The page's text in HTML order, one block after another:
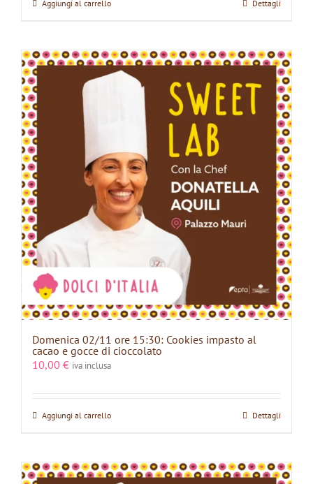
Aggiungi al carrello Dettagli
Domenica 02/11 ore 15:30: Cookies impasto al
cacao e gocce di cioccolato
10,00 € iva inclusa
Aggiungi al carrello Dettagli